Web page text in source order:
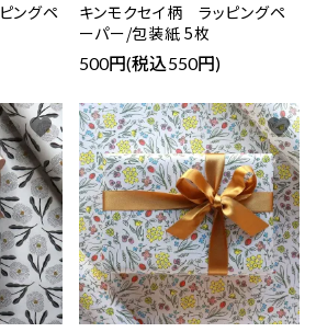
ングペ
キンモクセイ柄 ラッピングペ
ーパー/包装紙 5枚
500円(税込550円)
favorite favorite